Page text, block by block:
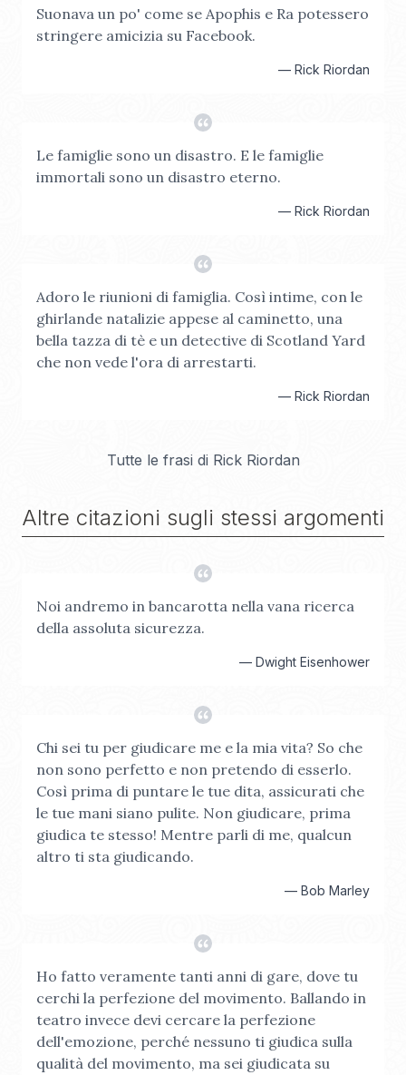
Suonava un po' come se Apophis e Ra potessero
stringere amicizia su Facebook.
— Rick Riordan
Le famiglie sono un disastro. E le famiglie
immortali sono un disastro eterno.
— Rick Riordan
Adoro le riunioni di famiglia. Così intime, con le
ghirlande natalizie appese al caminetto, una
bella tazza di tè e un detective di Scotland Yard
che non vede l'ora di arrestarti.
— Rick Riordan
Tutte le frasi di Rick Riordan
Altre citazioni sugli stessi argomenti
Noi andremo in bancarotta nella vana ricerca
della assoluta sicurezza.
— Dwight Eisenhower
Chi sei tu per giudicare me e la mia vita? So che
non sono perfetto e non pretendo di esserlo.
Così prima di puntare le tue dita, assicurati che
le tue mani siano pulite. Non giudicare, prima
giudica te stesso! Mentre parli di me, qualcun
altro ti sta giudicando.
— Bob Marley
Ho fatto veramente tanti anni di gare, dove tu
cerchi la perfezione del movimento. Ballando in
teatro invece devi cercare la perfezione
dell'emozione, perché nessuno ti giudica sulla
qualità del movimento, ma sei giudicata su